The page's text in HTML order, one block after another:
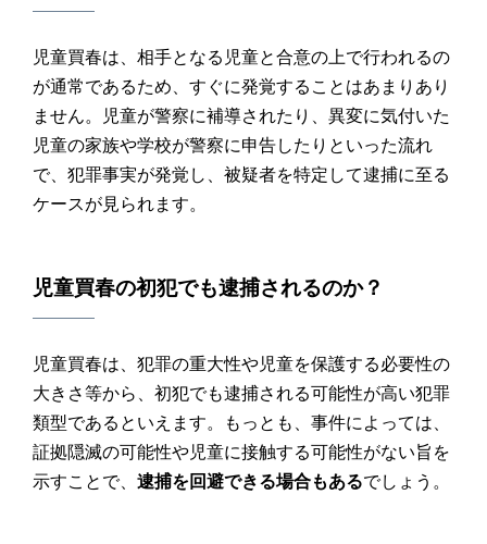
児童買春は、相手となる児童と合意の上で行われるの
が通常であるため、すぐに発覚することはあまりあり
ません。児童が警察に補導されたり、異変に気付いた
児童の家族や学校が警察に申告したりといった流れ
で、犯罪事実が発覚し、被疑者を特定して逮捕に至る
ケースが見られます。
児童買春の初犯でも逮捕されるのか？
児童買春は、犯罪の重大性や児童を保護する必要性の
大きさ等から、初犯でも逮捕される可能性が高い犯罪
類型であるといえます。もっとも、事件によっては、
証拠隠滅の可能性や児童に接触する可能性がない旨を
示すことで、 逮捕を回避できる場合もあるでしょう。